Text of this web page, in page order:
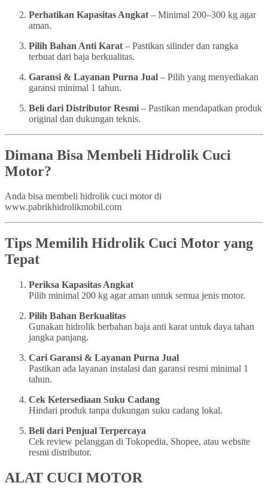
Perhatikan Kapasitas Angkat – Minimal 200–300 kg agar
aman.
Pilih Bahan Anti Karat – Pastikan silinder dan rangka
terbuat dari baja berkualitas.
Garansi & Layanan Purna Jual – Pilih yang menyediakan
garansi minimal 1 tahun.
Beli dari Distributor Resmi – Pastikan mendapatkan produk
original dan dukungan teknis.
Dimana Bisa Membeli Hidrolik Cuci
Motor?
Anda bisa membeli hidrolik cuci motor di
www.pabrikhidrolikmobil.com
Tips Memilih Hidrolik Cuci Motor yang
Tepat
Periksa Kapasitas Angkat
Pilih minimal 200 kg agar aman untuk semua jenis motor.
Pilih Bahan Berkualitas
Gunakan hidrolik berbahan baja anti karat untuk daya tahan
jangka panjang.
Cari Garansi & Layanan Purna Jual
Pastikan ada layanan instalasi dan garansi resmi minimal 1
tahun.
Cek Ketersediaan Suku Cadang
Hindari produk tanpa dukungan suku cadang lokal.
Beli dari Penjual Terpercaya
Cek review pelanggan di Tokopedia, Shopee, atau website
resmi distributor.
ALAT CUCI MOTOR